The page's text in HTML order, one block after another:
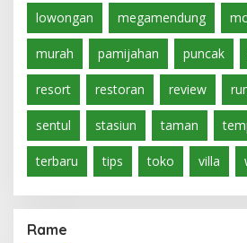
lowongan megamendung
murah pamijahan puncak
resort restoran review
sentul stasiun taman
terbaru tips toko villa
Rame